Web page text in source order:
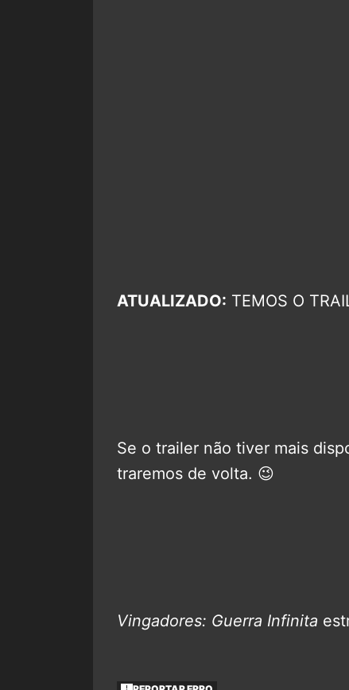
ATUALIZADO: TEMOS O
Se o trailer não tiver mais
traremos de volta. 😉
Vingadores: Guerra Infinita